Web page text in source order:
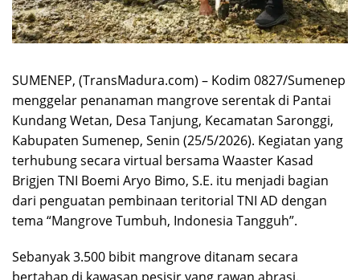
SUMENEP, (TransMadura.com) – Kodim 0827/Sumenep
menggelar penanaman mangrove serentak di Pantai
Kundang Wetan, Desa Tanjung, Kecamatan Saronggi,
Kabupaten Sumenep, Senin (25/5/2026). Kegiatan yang
terhubung secara virtual bersama Waaster Kasad
Brigjen TNI Boemi Aryo Bimo, S.E. itu menjadi bagian
dari penguatan pembinaan teritorial TNI AD dengan
tema “Mangrove Tumbuh, Indonesia Tangguh”.
Sebanyak 3.500 bibit mangrove ditanam secara